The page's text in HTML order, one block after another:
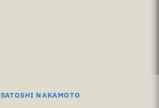
SATOSHI NAKAMOTO